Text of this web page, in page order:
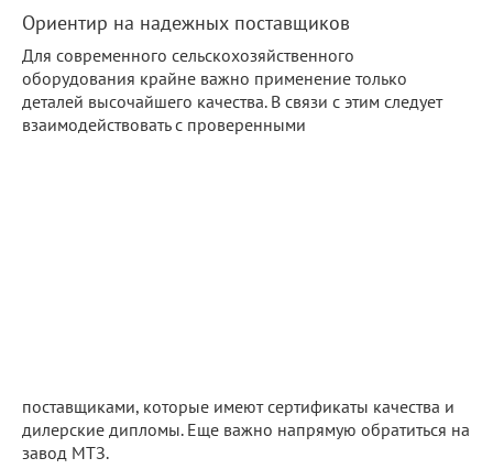
Ориентир на надежных поставщиков
Для современного сельскохозяйственного
оборудования крайне важно применение только
деталей высочайшего качества. В связи с этим следует
взаимодействовать с проверенными
поставщиками, которые имеют сертификаты качества и
дилерские дипломы. Еще важно напрямую обратиться на
завод МТЗ.